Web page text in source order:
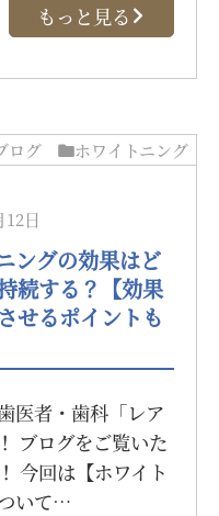
もっと見る
ログ ホワイトニング
12日
ングの効果はど
続する？【効果
せるポイントも
医者・歯科「レア
ブログをご覧いた
今回は【ホワイト
いて…